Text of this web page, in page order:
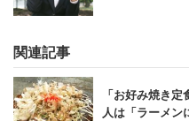
関連記事
「お好み焼き
人は「ラーメン